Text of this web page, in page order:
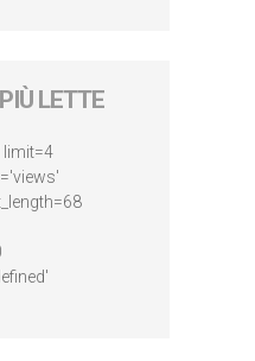
LETTE
limit=4